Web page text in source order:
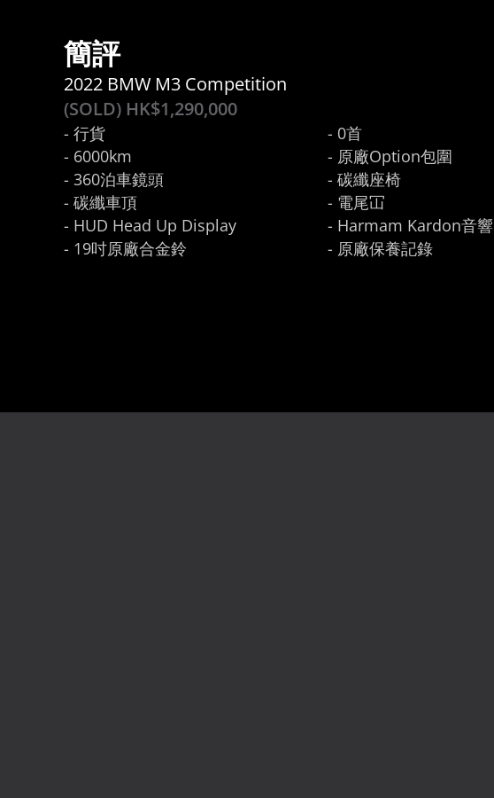
簡評
2022 BMW M3 Competition
(SOLD) HK$1,290,000
- 行貨
- 6000km
- 360泊車鏡頭
- 碳纖車頂
- HUD Head Up Display
- 19吋原廠合金鈴
- 0首
- 原廠Option包圍
- 碳纖座椅
- 電尾冚
- Harmam Kardon音響
- 原廠保養記錄